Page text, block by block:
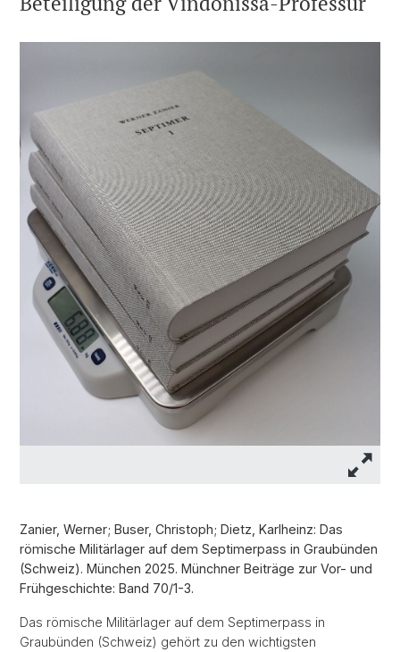
Zanier, Werner; Buser, Christoph; Dietz, Karlheinz: Das
römische Militärlager auf dem Septimerpass in Graubünden
(Schweiz). München 2025. Münchner Beiträge zur Vor- und
Frühgeschichte: Band 70/1-3.
Das römische Militärlager auf dem Septimerpass in
Graubünden (Schweiz) gehört zu den wichtigsten